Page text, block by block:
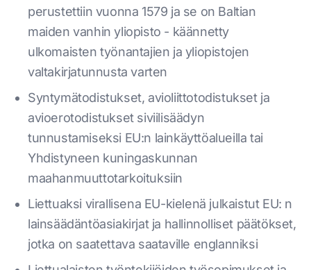
perustettiin vuonna 1579 ja se on Baltian
maiden vanhin yliopisto - käännetty
ulkomaisten työnantajien ja yliopistojen
valtakirjatunnusta varten
Syntymätodistukset, avioliittotodistukset ja
avioerotodistukset siviilisäädyn
tunnustamiseksi EU:n lainkäyttöalueilla tai
Yhdistyneen kuningaskunnan
maahanmuuttotarkoituksiin
Liettuaksi virallisena EU-kielenä julkaistut EU: n
lainsäädäntöasiakirjat ja hallinnolliset päätökset,
jotka on saatettava saataville englanniksi